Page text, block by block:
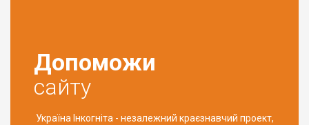
Допоможи
сайту
Україна Інкогніта - незалежний краєзнавчий проект,